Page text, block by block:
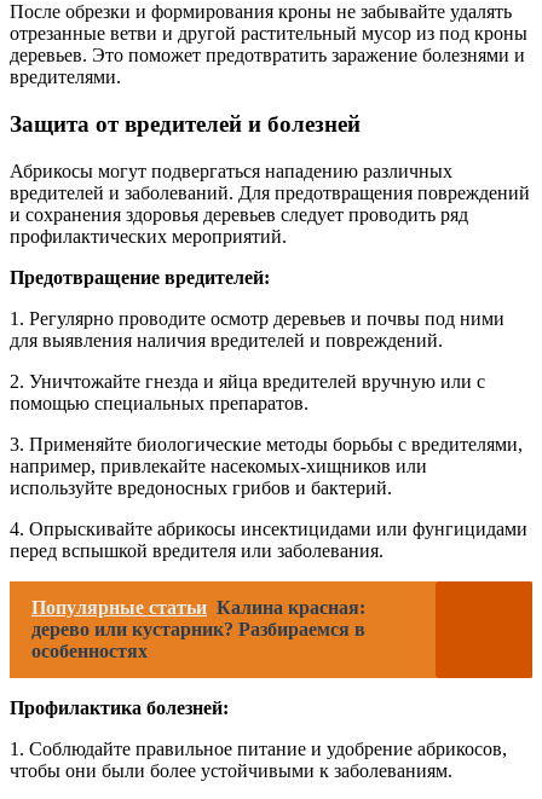
После обрезки и формирования кроны не забывайте удалять
отрезанные ветви и другой растительный мусор из под кроны
деревьев. Это поможет предотвратить заражение болезнями и
вредителями.
Защита от вредителей и болезней
Абрикосы могут подвергаться нападению различных
вредителей и заболеваний. Для предотвращения повреждений
и сохранения здоровья деревьев следует проводить ряд
профилактических мероприятий.
Предотвращение вредителей:
1. Регулярно проводите осмотр деревьев и почвы под ними
для выявления наличия вредителей и повреждений.
2. Уничтожайте гнезда и яйца вредителей вручную или с
помощью специальных препаратов.
3. Применяйте биологические методы борьбы с вредителями,
например, привлекайте насекомых-хищников или
используйте вредоносных грибов и бактерий.
4. Опрыскивайте абрикосы инсектицидами или фунгицидами
перед вспышкой вредителя или заболевания.
Популярные статьи Калина красная:
дерево или кустарник? Разбираемся в
особенностях
Профилактика болезней:
1. Соблюдайте правильное питание и удобрение абрикосов,
чтобы они были более устойчивыми к заболеваниям.